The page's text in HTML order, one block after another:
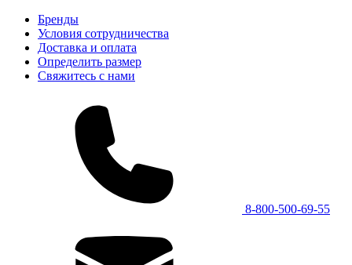
Бренды
Условия сотрудничества
Доставка и оплата
Определить размер
Свяжитесь с нами
8-800-500-69-55